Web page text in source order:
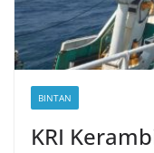
BINTAN
KRI